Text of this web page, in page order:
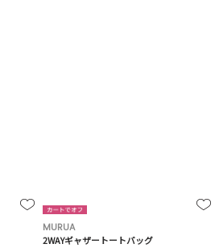
MURUA
2WAYギャザートートバッグ